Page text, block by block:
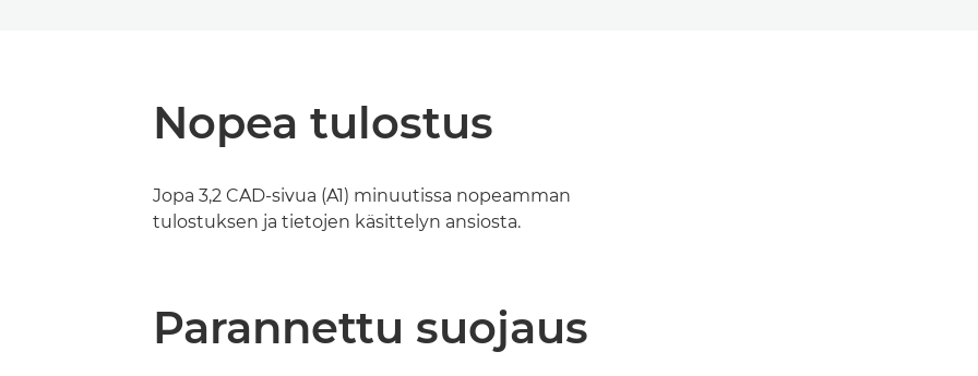
Nopea tulostus
Jopa 3,2 CAD-sivua (A1) minuutissa nopeamman
tulostuksen ja tietojen käsittelyn ansiosta.
Parannettu suojaus